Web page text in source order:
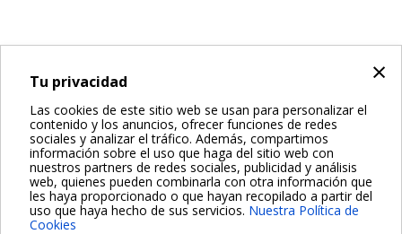
×
Tu privacidad
Las cookies de este sitio web se usan para personalizar el
contenido y los anuncios, ofrecer funciones de redes
sociales y analizar el tráfico. Además, compartimos
información sobre el uso que haga del sitio web con
nuestros partners de redes sociales, publicidad y análisis
web, quienes pueden combinarla con otra información que
les haya proporcionado o que hayan recopilado a partir del
uso que haya hecho de sus servicios. Nuestra Política de
Cookies